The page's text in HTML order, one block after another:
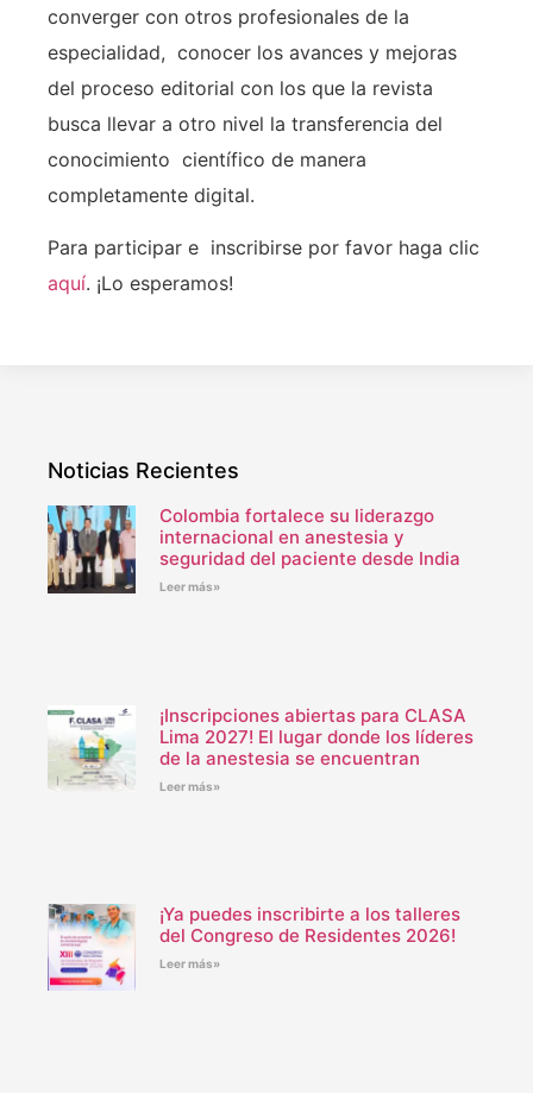
converger con otros profesionales de la
especialidad, conocer los avances y mejoras
del proceso editorial con los que la revista
busca llevar a otro nivel la transferencia del
conocimiento científico de manera
completamente digital.
Para participar e inscribirse por favor haga clic
aquí. ¡Lo esperamos!
Noticias Recientes
Colombia fortalece su liderazgo
internacional en anestesia y
seguridad del paciente desde India
Leer más»
¡Inscripciones abiertas para CLASA
Lima 2027! El lugar donde los líderes
de la anestesia se encuentran
Leer más»
¡Ya puedes inscribirte a los talleres
del Congreso de Residentes 2026!
Leer más»